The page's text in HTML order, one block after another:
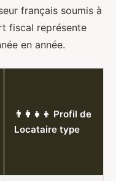
français soumis à
fiscal représente
en année.
👨‍👩‍👧‍👦 Profil de
Locataire type